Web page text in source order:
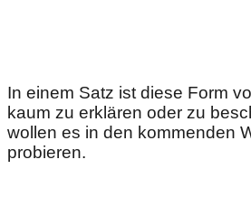
In einem Satz ist diese Form
kaum zu erklären oder zu
wollen es in den kommenden
probieren.